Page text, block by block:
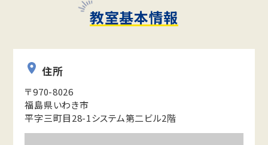
教室基本情報
住所
〒970-8026
福島県いわき市
平字三町目28-1システム第二ビル2階